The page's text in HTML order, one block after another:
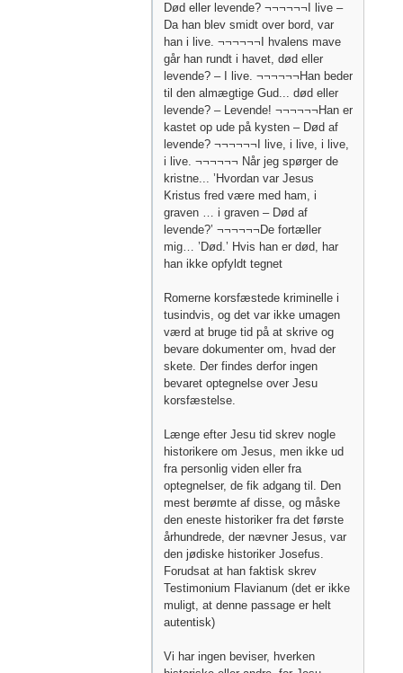
Død eller levende? ¬¬¬¬¬¬I live –
Da han blev smidt over bord, var
han i live. ¬¬¬¬¬¬I hvalens mave
går han rundt i havet, død eller
levende? – I live. ¬¬¬¬¬¬Han beder
til den almægtige Gud... død eller
levende? – Levende! ¬¬¬¬¬¬Han er
kastet op ude på kysten – Død af
levende? ¬¬¬¬¬¬I live, i live, i live,
i live. ¬¬¬¬¬¬ Når jeg spørger de
kristne... ’Hvordan var Jesus
Kristus fred være med ham, i
graven … i graven – Død af
levende?’ ¬¬¬¬¬¬De fortæller
mig… ’Død.’ Hvis han er død, har
han ikke opfyldt tegnet
Romerne korsfæstede kriminelle i
tusindvis, og det var ikke umagen
værd at bruge tid på at skrive og
bevare dokumenter om, hvad der
skete. Der findes derfor ingen
bevaret optegnelse over Jesu
korsfæstelse.
Længe efter Jesu tid skrev nogle
historikere om Jesus, men ikke ud
fra personlig viden eller fra
optegnelser, de fik adgang til. Den
mest berømte af disse, og måske
den eneste historiker fra det første
århundrede, der nævner Jesus, var
den jødiske historiker Josefus.
Forudsat at han faktisk skrev
Testimonium Flavianum (det er ikke
muligt, at denne passage er helt
autentisk)
Vi har ingen beviser, hverken